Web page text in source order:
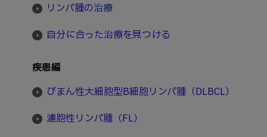
リンパ腫の治療
自分に合った治療を見つける
疾患編
びまん性大細胞型B細胞リンパ腫（DLBCL）
濾胞性リンパ腫（FL）